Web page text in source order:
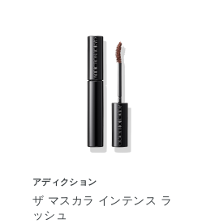
アディクション
ザ マスカラ インテンス ラ
ッシュ